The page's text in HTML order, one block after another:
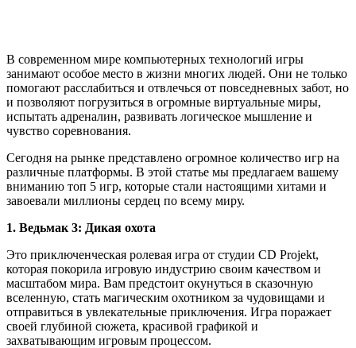
В современном мире компьютерных технологий игры
занимают особое место в жизни многих людей. Они не только
помогают расслабиться и отвлечься от повседневных забот, но
и позволяют погрузиться в огромные виртуальные миры,
испытать адреналин, развивать логическое мышление и
чувство соревнования.
Сегодня на рынке представлено огромное количество игр на
различные платформы. В этой статье мы предлагаем вашему
вниманию топ 5 игр, которые стали настоящими хитами и
завоевали миллионы сердец по всему миру.
1. Ведьмак 3: Дикая охота
Это приключенческая ролевая игра от студии CD Projekt,
которая покорила игровую индустрию своим качеством и
масштабом мира. Вам предстоит окунуться в сказочную
вселенную, стать магическим охотником за чудовищами и
отправиться в увлекательные приключения. Игра поражает
своей глубиной сюжета, красивой графикой и
захватывающим игровым процессом.